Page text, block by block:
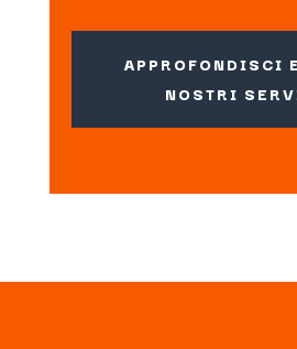
APPROFONDISCI
NOSTRI